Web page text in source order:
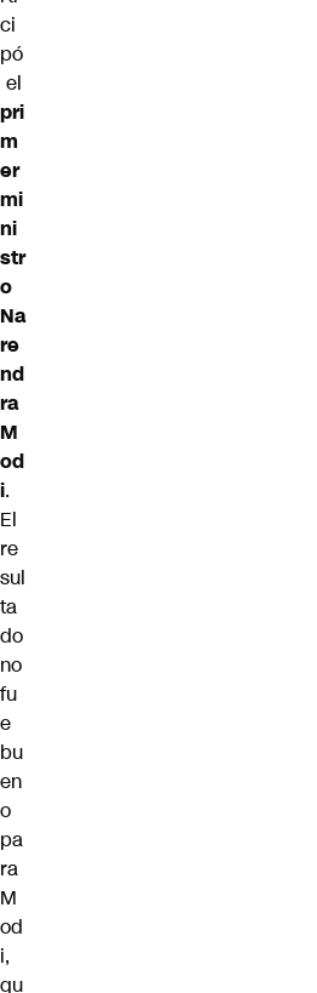
ci
pó
el
pri
m
er
mi
ni
str
o
Na
re
nd
ra
M
od
i.
El
re
sul
ta
do
no
fu
e
bu
en
o
pa
ra
M
od
i,
qu